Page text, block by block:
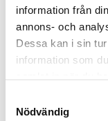
information från
annons- och
Dessa kan i sin
information som
Nödvändig
3500 kr